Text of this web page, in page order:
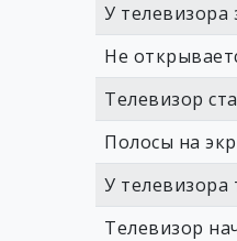
У телевизора
Не
Телевизор
Полосы на
У телевизора
Телевизор